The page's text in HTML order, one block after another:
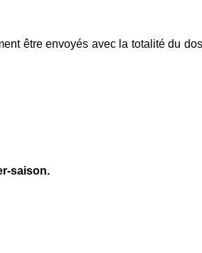
être envoyés avec la totalité du
saison.